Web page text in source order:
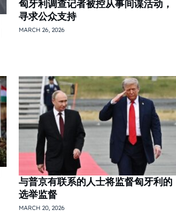
匈牙利调查记者被控从事间谍活动，
寻求公众支持
MARCH 26, 2026
与普京有联系的人士将监督匈牙利的
选举监督
MARCH 20, 2026